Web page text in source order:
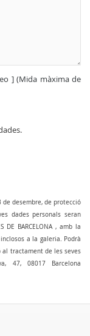
] (Mida màxima de
de desembre, de protecció
dades personals seran
DE BARCELONA , amb la
a la galeria. Podrà
al tractament de les seves
47, 08017 Barcelona